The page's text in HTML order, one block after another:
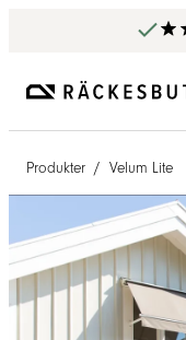
Produkter / Velum Lite